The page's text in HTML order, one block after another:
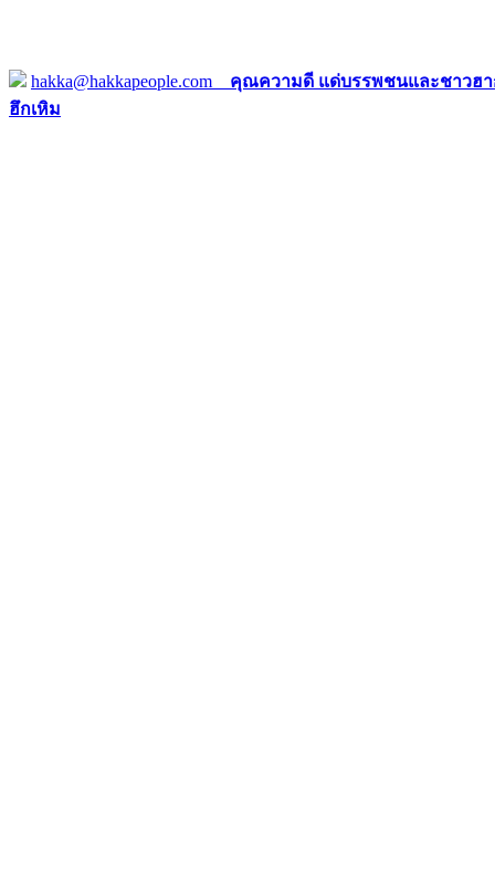
hakka@hakkapeople.com คุณความดี แด่บรรพชนและชาวฮ
ฮึกเหิม